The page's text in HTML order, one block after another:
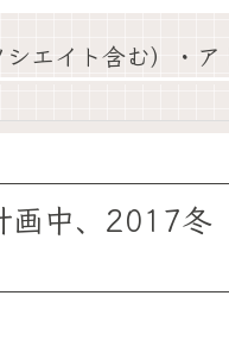
エイト含む）・ア
画中、2017